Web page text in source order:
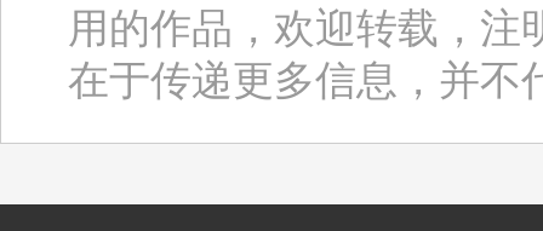
用的作品，欢迎转载，
在于传递更多信息，并不